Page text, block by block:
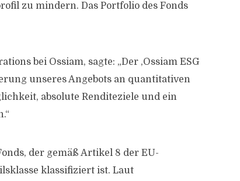
zu mindern. Das Portfolio des Fonds
bei Ossiam, sagte: „Der ,Ossiam ESG
unseres Angebots an quantitativen
absolute Renditeziele und ein
der gemäß Artikel 8 der EU-
klassifiziert ist. Laut